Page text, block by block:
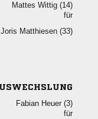
  
für
 
  
für